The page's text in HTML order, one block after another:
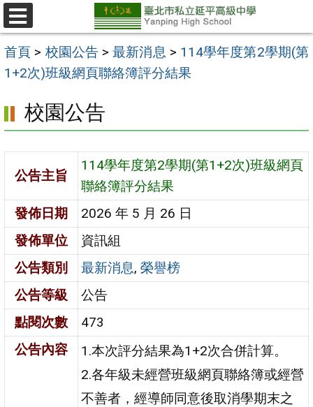
跳
至
主
要
區
選
單
首頁 > 校園公告>最新消息 > 114學年度第2學期(第
1+2次)班級網頁聯絡簿評分結果
校園公告
公告主旨
114學年度第2學期(第1+2次)班級網頁
聯絡簿評分結果
發佈日期
2026 年 5 月 26 日
發佈單位
資訊組
公告類別
最新消息,榮譽榜
公告等級
公告
點閱次數
473
公告內容
1.本次評分結果為1+2次合併計算。
2.各年級未經營班級網頁聯絡簿或經營
不善者，經導師同意後取消學期末之